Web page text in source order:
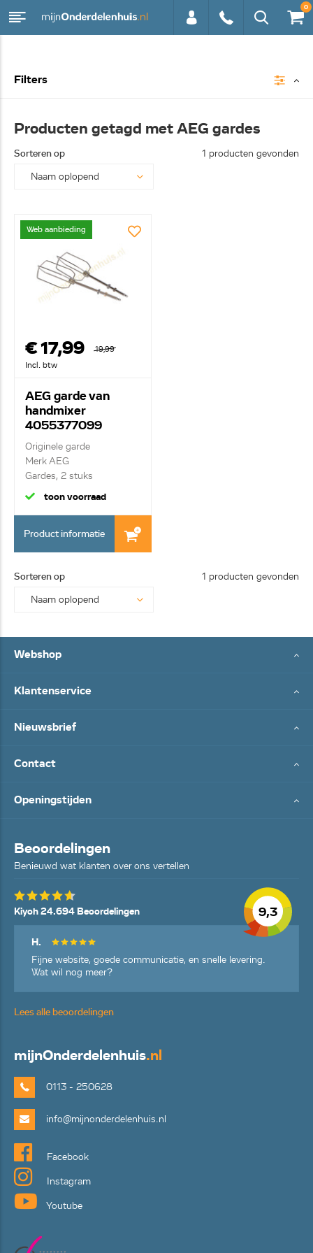
0
Filters
Producten getagd met AEG gardes
Sorteren op 1 producten gevonden
Web aanbieding
€ 17,99
19,99
Incl. btw
AEG garde van
handmixer
4055377099
Originele garde
Merk AEG
Gardes, 2 stuks
toon voorraad
Product informatie
Sorteren op 1 producten gevonden
Webshop
Klantenservice
Nieuwsbrief
Contact
Openingstijden
Beoordelingen
Benieuwd wat klanten over ons vertellen
9,3
Kiyoh 24.694 Beoordelingen
H.
Fijne website, goede communicatie, en snelle levering.
Wat wil nog meer?
Lees alle beoordelingen
mijnOnderdelenhuis.nl
0113 - 250628
info@mijnonderdelenhuis.nl
Facebook
Instagram
Youtube